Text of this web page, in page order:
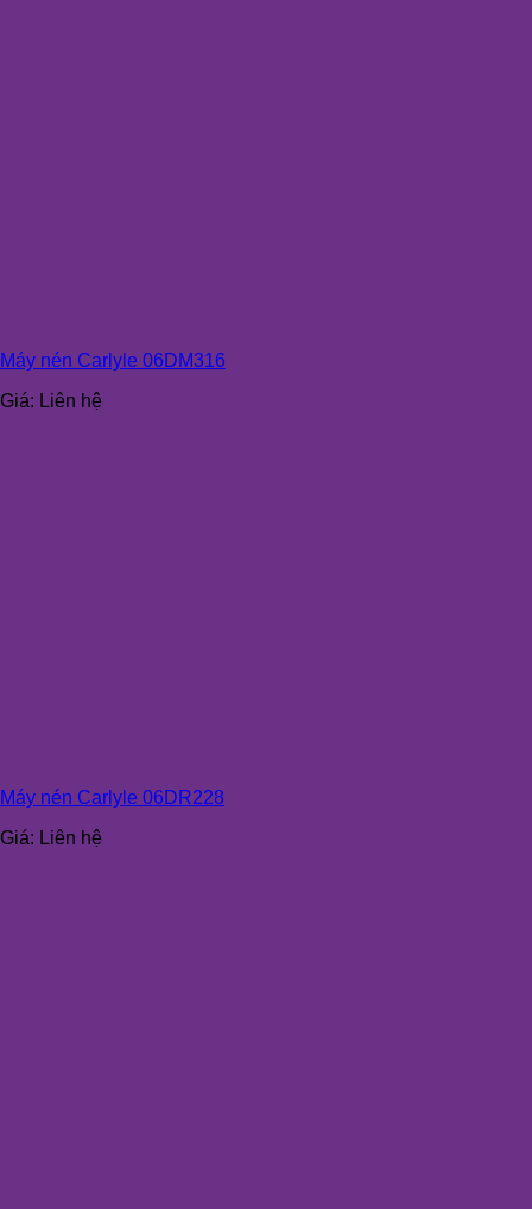
Máy nén Carlyle 06DM316
Giá: Liên hệ
Máy nén Carlyle 06DR228
Giá: Liên hệ